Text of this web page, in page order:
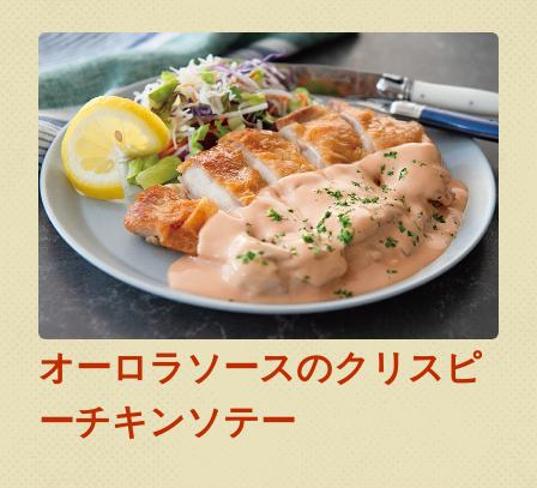
オーロラソースのクリスピ
ーチキンソテー